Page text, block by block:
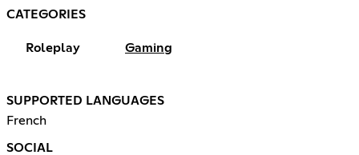
CATEGORIES
Roleplay Gaming
SUPPORTED LANGUAGES
French
SOCIAL